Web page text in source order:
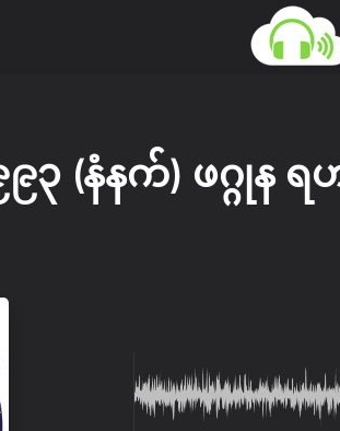
၃ (နံနက်) ဖဂ္ဂုန ရ